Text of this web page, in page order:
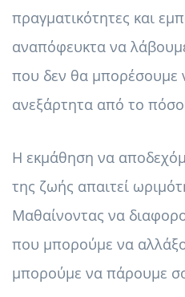
πραγματικότητες και
αναπόφευκτα να
που δεν θα μπορέσουμε
ανεξάρτητα από το
Η εκμάθηση να
της ζωής απαιτεί
Μαθαίνοντας να
που μπορούμε να
μπορούμε να πάρουμε